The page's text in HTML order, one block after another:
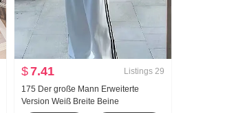
$7.41 Listings 29
175 Der große Mann Erweiterte
Version Weiß Breite Beine